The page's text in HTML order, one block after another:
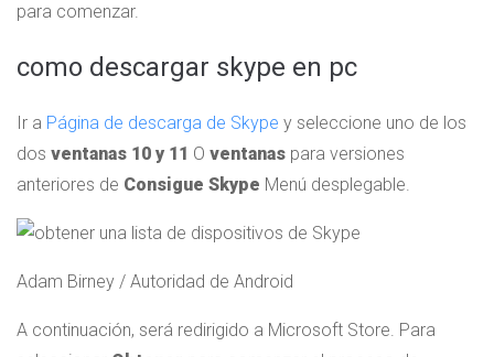
para comenzar.
como descargar skype en pc
Ir a Página de descarga de Skype y seleccione uno de los
dos ventanas 10 y 11 O ventanas para versiones
anteriores de Consigue Skype Menú desplegable.
Adam Birney / Autoridad de Android
A continuación, será redirigido a Microsoft Store. Para